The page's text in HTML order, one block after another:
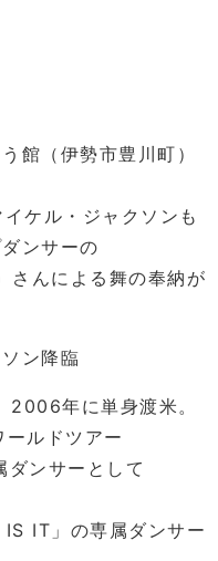
館（伊勢市豊川町）
ケル・ジャクソンも
ンサーの
さんによる舞の奉納が
ン降臨
年に単身渡米。
ルドツアー
ンサーとして
IT」の専属ダンサー